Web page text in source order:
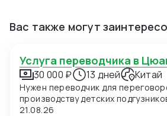
Вас также могут
Услуга переводчика в
30 000 ₽ 13 дней Китай
Нужен переводчик для
производству детских
21.08.26